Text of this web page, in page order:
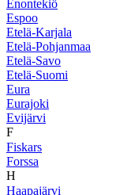
Enontekiö
Espoo
Etelä-Karjala
Etelä-Pohjanmaa
Etelä-Savo
Etelä-Suomi
Eura
Eurajoki
Evijärvi
F
Fiskars
Forssa
H
Haapajärvi